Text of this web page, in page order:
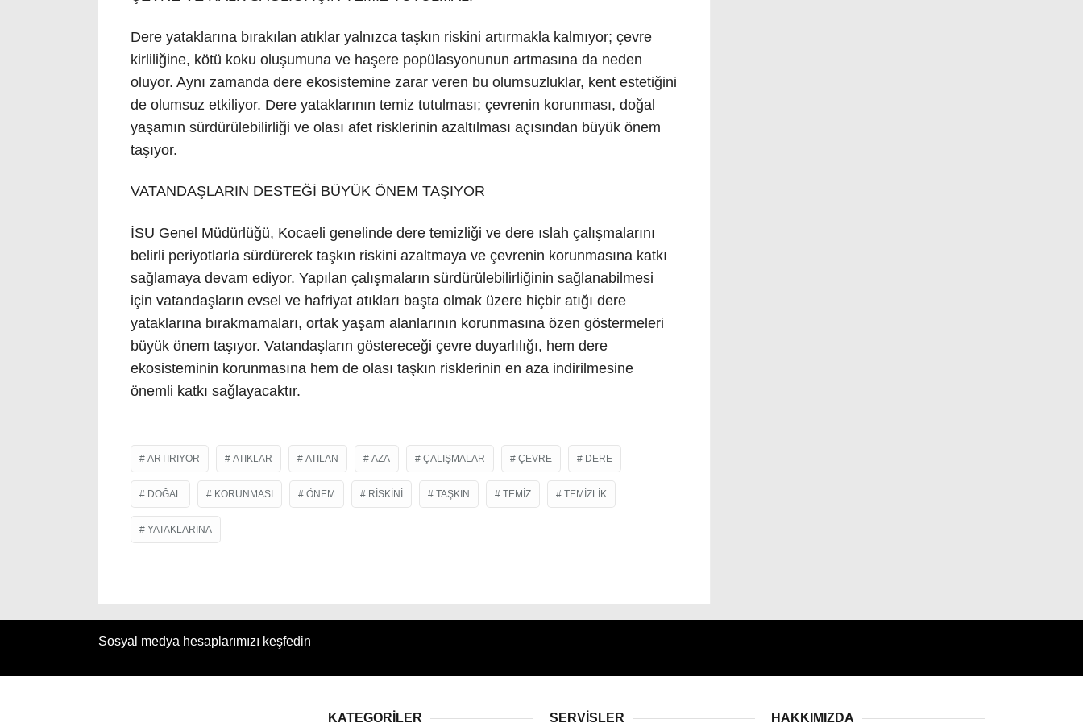
Dere yataklarına bırakılan atıklar yalnızca taşkın riskini artırmakla kalmıyor; çevre
kirliliğine, kötü koku oluşumuna ve haşere popülasyonunun artmasına da neden
oluyor. Aynı zamanda dere ekosistemine zarar veren bu olumsuzluklar, kent estetiğini
de olumsuz etkiliyor. Dere yataklarının temiz tutulması; çevrenin korunması, doğal
yaşamın sürdürülebilirliği ve olası afet risklerinin azaltılması açısından büyük önem
taşıyor.
VATANDAŞLARIN DESTEĞİ BÜYÜK ÖNEM TAŞIYOR
İSU Genel Müdürlüğü, Kocaeli genelinde dere temizliği ve dere ıslah çalışmalarını
belirli periyotlarla sürdürerek taşkın riskini azaltmaya ve çevrenin korunmasına katkı
sağlamaya devam ediyor. Yapılan çalışmaların sürdürülebilirliğinin sağlanabilmesi
için vatandaşların evsel ve hafriyat atıkları başta olmak üzere hiçbir atığı dere
yataklarına bırakmamaları, ortak yaşam alanlarının korunmasına özen göstermeleri
büyük önem taşıyor. Vatandaşların göstereceği çevre duyarlılığı, hem dere
ekosisteminin korunmasına hem de olası taşkın risklerinin en aza indirilmesine
önemli katkı sağlayacaktır.
ARTIRIYOR ATIKLAR ATILAN AZA ÇALIŞMALAR ÇEVRE DERE
DOĞAL KORUNMASI ÖNEM RISKINI TAŞKIN TEMIZ TEMIZLIK
YATAKLARINA
Sosyal medya hesaplarımızı keşfedin
KATEGORİLER SERVİSLER HAKKIMIZDA